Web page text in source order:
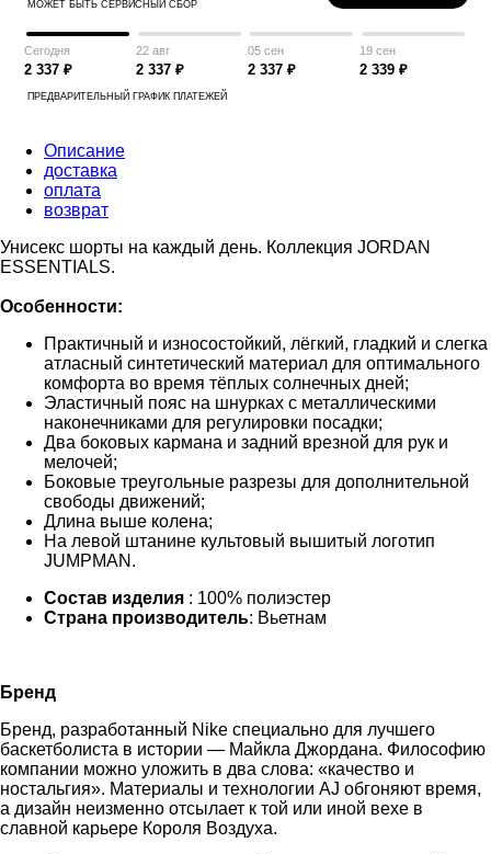
МОЖЕТ БЫТЬ СЕРВИСНЫЙ СБОР
Сегодня
2 337 ₽
22 авг
2 337 ₽
05 сен
2 337 ₽
19 сен
2 339 ₽
ПРЕДВАРИТЕЛЬНЫЙ ГРАФИК ПЛАТЕЖЕЙ
Описание
доставка
оплата
возврат
Унисекс шорты на каждый день. Коллекция JORDAN
ESSENTIALS.
Особенности:
Практичный и износостойкий, лёгкий, гладкий и слегка
атласный синтетический материал для оптимального
комфорта во время тёплых солнечных дней;
Эластичный пояс на шнурках с металлическими
наконечниками для регулировки посадки;
Два боковых кармана и задний врезной для рук и
мелочей;
Боковые треугольные разрезы для дополнительной
свободы движений;
Длина выше колена;
На левой штанине культовый вышитый логотип
JUMPMAN.
Состав изделия : 100% полиэстер
Страна производитель: Вьетнам
Бренд
Бренд, разработанный Nike специально для лучшего
баскетболиста в истории — Майкла Джордана. Философию
компании можно уложить в два слова: «качество и
ностальгия». Материалы и технологии AJ обгоняют время,
а дизайн неизменно отсылает к той или иной вехе в
славной карьере Короля Воздуха.